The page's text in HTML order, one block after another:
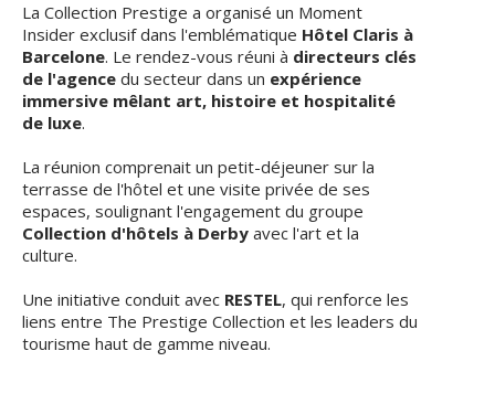
La Collection Prestige a organisé un Moment
Insider exclusif dans l'emblématique Hôtel Claris à
Barcelone. Le rendez-vous réuni à directeurs clés
de l'agence du secteur dans un expérience
immersive mêlant art, histoire et hospitalité
de luxe.
La réunion comprenait un petit-déjeuner sur la
terrasse de l'hôtel et une visite privée de ses
espaces, soulignant l'engagement du groupe
Collection d'hôtels à Derby avec l'art et la
culture.
Une initiative conduit avec RESTEL, qui renforce les
liens entre The Prestige Collection et les leaders du
tourisme haut de gamme niveau.